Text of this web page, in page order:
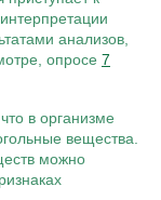
интерпретации
анализов,
опросе 7
в организме
вещества.
можно